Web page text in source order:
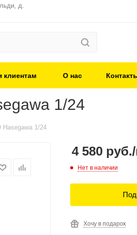
д.
О нас
1/24
Hasegawa 1/24
4 580 руб.
Нет в наличии
Хочу в подарок